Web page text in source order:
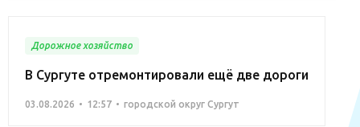
Дорожное хозяйство
В Сургуте отремонтировали ещё две дороги
03.08.2026 12:57 городской округ Сургут